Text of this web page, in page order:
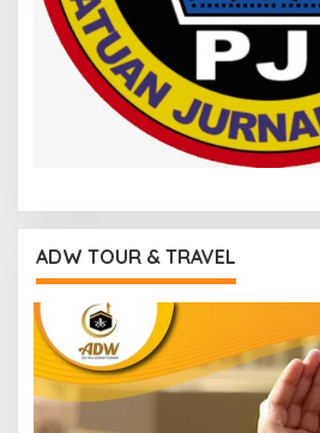
ADW TOUR & TRAVEL